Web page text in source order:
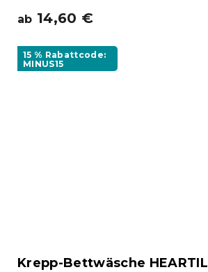
ab 14,60 €
15 % Rabattcode:
MINUS15
Krepp-Bettwäsche